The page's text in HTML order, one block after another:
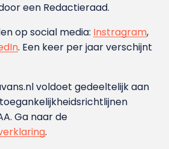
een Redactieraad.
op social media: Instragram,
. Een keer per jaar verschijnt
voldoet gedeeltelijk aan
Ga naar de
.